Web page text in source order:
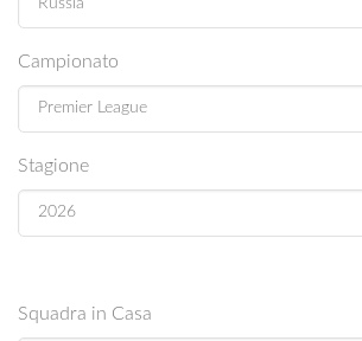
Campionato
Stagione
Squadra in Casa